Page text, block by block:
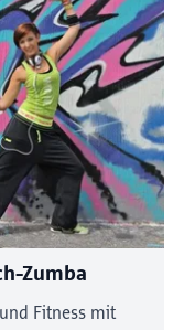
Moment
Erinnerung mit
| 15:30 |
Tantegert) -
Aktivitäten
Zumba
Fitness mit